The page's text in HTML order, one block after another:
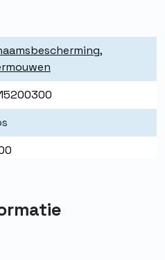
,